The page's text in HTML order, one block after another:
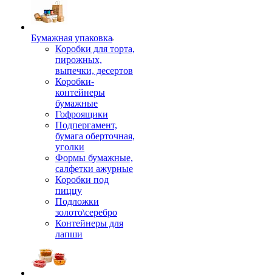
Бумажная упаковка
Коробки для торта,
пирожных,
выпечки, десертов
Коробки-
контейнеры
бумажные
Гофроящики
Подпергамент,
бумага оберточная,
уголки
Формы бумажные,
салфетки ажурные
Коробки под
пиццу
Подложки
золото\серебро
Контейнеры для
лапши